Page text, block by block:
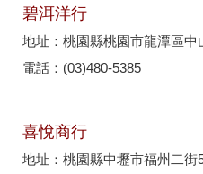
碧洱洋行
地址：桃園縣桃園市龍潭區中
電話：(03)480-5385
喜悅商行
地址：桃園縣中壢市福州二街